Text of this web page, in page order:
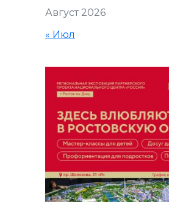
Август 2026
« Июл